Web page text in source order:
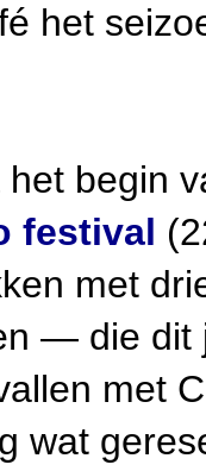
het
het begin
festival
met
— die dit
met
wat